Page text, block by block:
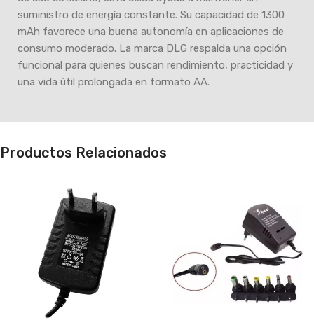
suministro de energía constante. Su capacidad de 1300
mAh favorece una buena autonomía en aplicaciones de
consumo moderado. La marca DLG respalda una opción
funcional para quienes buscan rendimiento, practicidad y
una vida útil prolongada en formato AA.
Productos Relacionados